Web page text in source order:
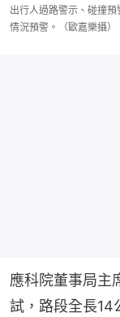
出行人過路警示、碰撞
情況預警。（歐嘉樂攝）
應科院董事局主
試，路段全長14